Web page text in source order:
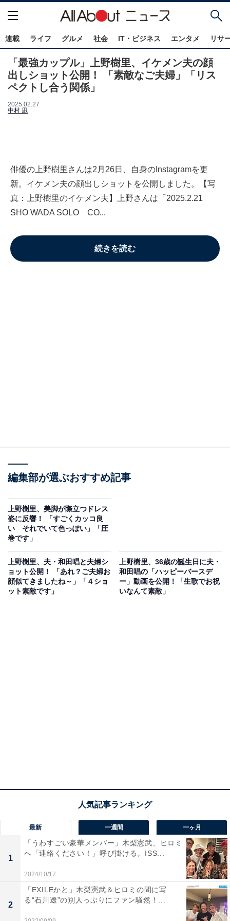
連載 ライフ グルメ 社会 IT・ビジネス エンタメ リサ
「最強カップル」上野樹里、イケメン夫の顔
出しショット公開！ 「素敵なご夫婦」「リス
ペクトし合う関係」
2025.02.27
中村 凪
俳優の上野樹里さんは2月26日、自身のInstagramを更
新。イケメン夫の顔出しショットを公開しました。【写
真：上野樹里のイケメン夫】上野さんは「2025.2.21
SHO WADA SOLO CO...
続きを読む
編集部が選ぶおすすめ記事
上野樹里、美脚が際立つドレス
姿に反響！ 「すごくカッコ良
い それでいて色っぽい」「圧
巻です」
上野樹里、夫・和田唱と夫婦シ
ョット公開！ 「あれ？ご夫婦お
顔似てきましたね～」「４ショ
ット素敵です」
上野樹里、36歳の誕生日に夫・
和田唱の「ハッピーバースデ
ー」動画を公開！「生歌でお祝
いなんて素敵」
最新 一週間 一ヶ月
1
「うわすごい豪華メンバー」木梨憲武、ヒロミ
へ「連絡ください！」呼び掛ける。ISS...
2024/10/17
2
「EXILEかと」木梨憲武＆ヒロミの間に写
る“石川遼”の別人っぷりにファン騒然！...